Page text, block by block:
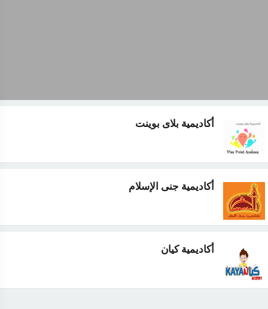
أكاديمية بلاى بوينت
أكاديمية جنى الإسلام
أكاديمية كيان